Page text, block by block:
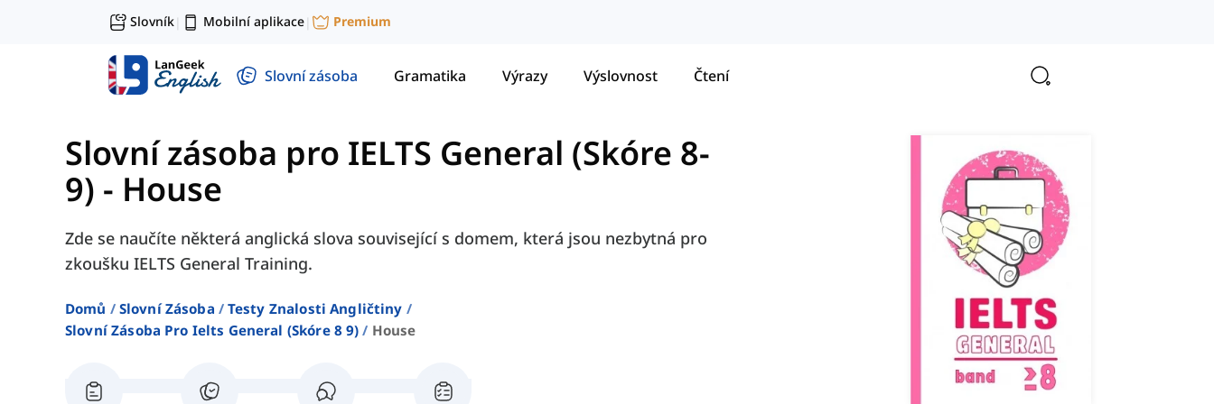
Slovník| Mobilní aplikace| Premium
Slovní zásoba Gramatika Výrazy Výslovnost Čtení
Slovní zásoba pro IELTS General (Skóre 8-
9) - House
Zde se naučíte některá anglická slova související s domem, která jsou nezbytná pro
zkoušku IELTS General Training.
Domů Slovní Zásoba
Testy Znalosti Angličtiny
Slovní Zásoba Pro Ielts General (skóre 8 9)
House